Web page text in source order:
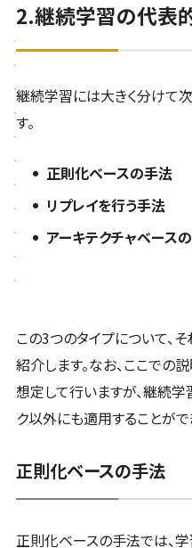
2.継続学習の代表
継続学習には大きく分けて
す。
正則化ベースの手法
リプレイを行う手法
アーキテクチャベース
この3つのタイプについて、
紹介します。なお、ここでの
想定して行いますが、継続
ク以外にも適用することがで
正則化ベースの⼿法
正則化ベースの手法では、